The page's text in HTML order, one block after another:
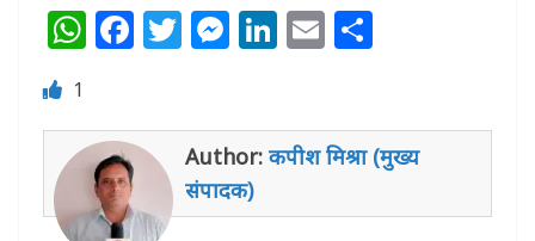
W
s
A
p
F
e
o
T
e
r
M
e
n
g
Li
e
dI
n
E
l e
1
Author: कपीश मिश्रा (मुख्य
संपादक)